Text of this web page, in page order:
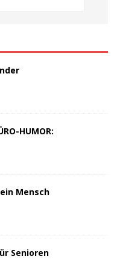
HUMOR:
Mensch
Senioren